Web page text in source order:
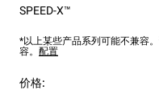
SPEED-X™
*以上某些产品系列可能不兼容
容。 配置
价格: